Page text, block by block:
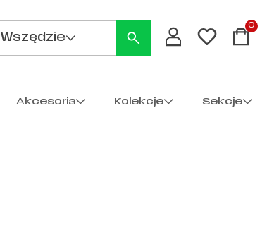
Wszędzie
0
Akcesoria Kolekcje Sekcje